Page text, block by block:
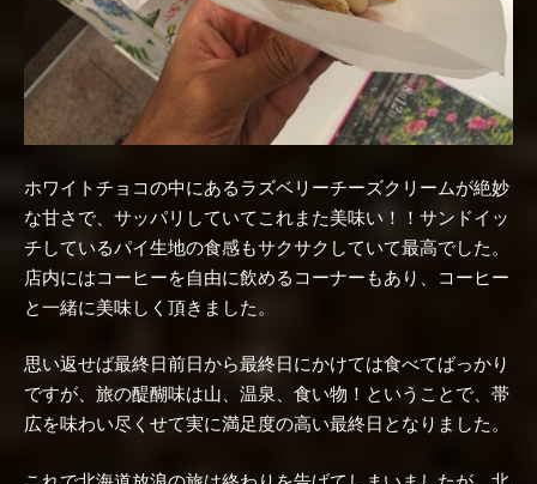
ホワイトチョコの中にあるラズベリーチーズクリームが絶妙
な甘さで、サッパリしていてこれまた美味い！！サンドイッ
チしているパイ生地の食感もサクサクしていて最高でした。
店内にはコーヒーを自由に飲めるコーナーもあり、コーヒー
と一緒に美味しく頂きました。
思い返せば最終日前日から最終日にかけては食べてばっかり
ですが、旅の醍醐味は山、温泉、食い物！ということで、帯
広を味わい尽くせて実に満足度の高い最終日となりました。